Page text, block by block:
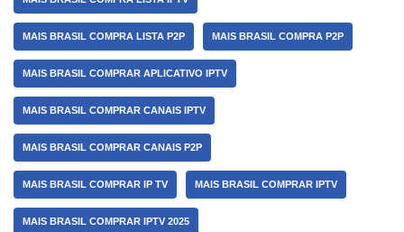
MAIS BRASIL COMPRA LISTA P2P MAIS BRASIL COMPRA P2P
MAIS BRASIL COMPRAR APLICATIVO IPTV
MAIS BRASIL COMPRAR CANAIS IPTV
MAIS BRASIL COMPRAR CANAIS P2P
MAIS BRASIL COMPRAR IP TV MAIS BRASIL COMPRAR IPTV
MAIS BRASIL COMPRAR IPTV 2025